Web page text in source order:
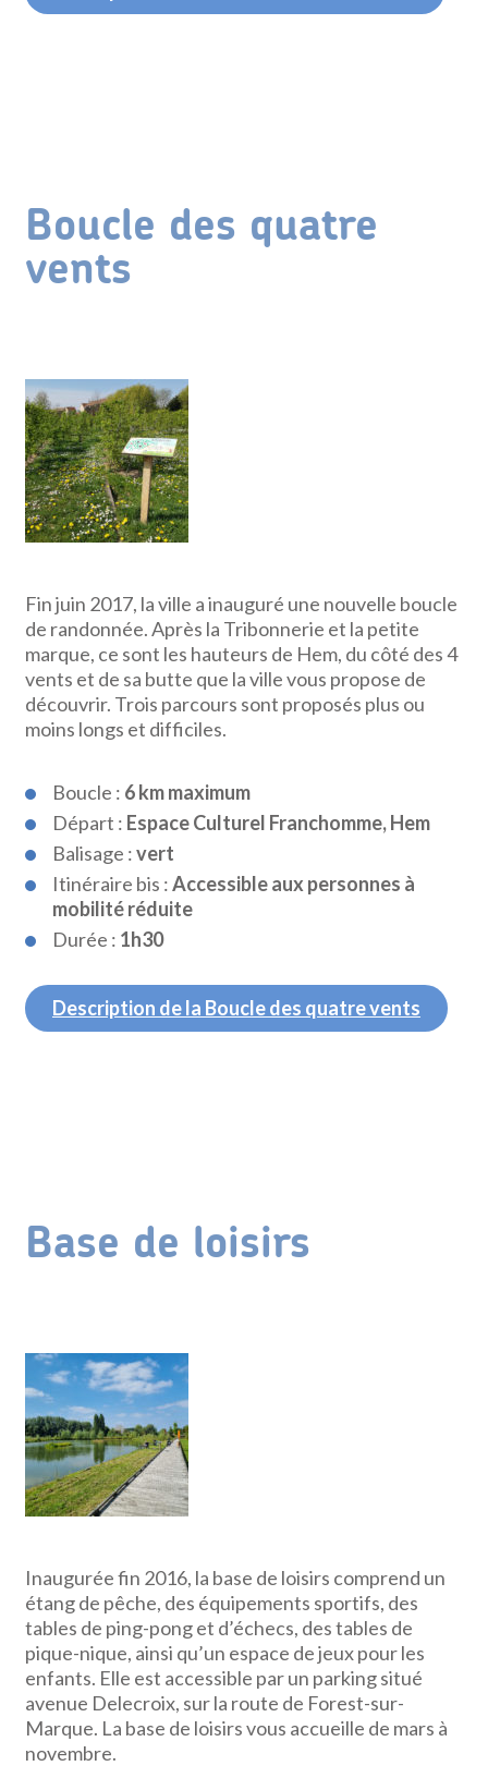
Boucle des quatre
vents
Fin juin 2017, la ville a inauguré une nouvelle boucle
de randonnée. Après la Tribonnerie et la petite
marque, ce sont les hauteurs de Hem, du côté des 4
vents et de sa butte que la ville vous propose de
découvrir. Trois parcours sont proposés plus ou
moins longs et difficiles.
Boucle : 6 km maximum
Départ : Espace Culturel Franchomme, Hem
Balisage :vert
Itinéraire bis :Accessible aux personnes à
mobilité réduite
Durée : 1h30
Description de la Boucle des quatre vents
Base de loisirs
Inaugurée fin 2016, la base de loisirs comprend un
étang de pêche, des équipements sportifs, des
tables de ping-pong et d’échecs, des tables de
pique-nique, ainsi qu’un espace de jeux pour les
enfants. Elle est accessible par un parking situé
avenue Delecroix, sur la route de Forest-sur-
Marque. La base de loisirs vous accueille de mars à
novembre.